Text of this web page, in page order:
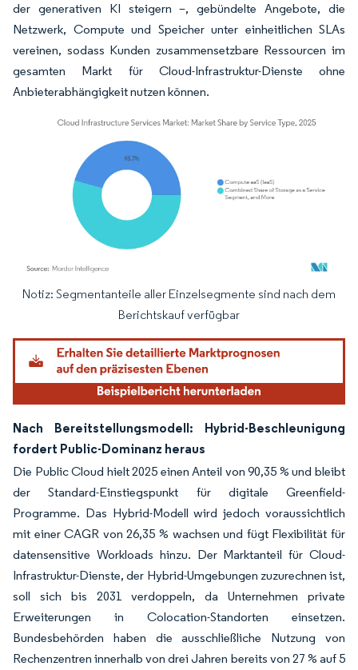
der generativen KI steigern –, gebündelte Angebote, die
Netzwerk, Compute und Speicher unter einheitlichen SLAs
vereinen, sodass Kunden zusammensetzbare Ressourcen im
gesamten Markt für Cloud-Infrastruktur-Dienste ohne
Anbieterabhängigkeit nutzen können.
Bild © Mordor Intelligence. Wiederverwendung erfordert Namensnennung
Notiz: Segmentanteile aller Einzelsegmente sind nach dem
Berichtskauf verfügbar
Nach Bereitstellungsmodell: Hybrid-Beschleunigung
fordert Public-Dominanz heraus
Die Public Cloud hielt 2025 einen Anteil von 90,35 % und bleibt
der Standard-Einstiegspunkt für digitale Greenfield-
Programme. Das Hybrid-Modell wird jedoch voraussichtlich
mit einer CAGR von 26,35 % wachsen und fügt Flexibilität für
datensensitive Workloads hinzu. Der Marktanteil für Cloud-
Infrastruktur-Dienste, der Hybrid-Umgebungen zuzurechnen ist,
soll sich bis 2031 verdoppeln, da Unternehmen private
Erweiterungen in Colocation-Standorten einsetzen.
Bundesbehörden haben die ausschließliche Nutzung von
Rechenzentren innerhalb von drei Jahren bereits von 27 % auf 5